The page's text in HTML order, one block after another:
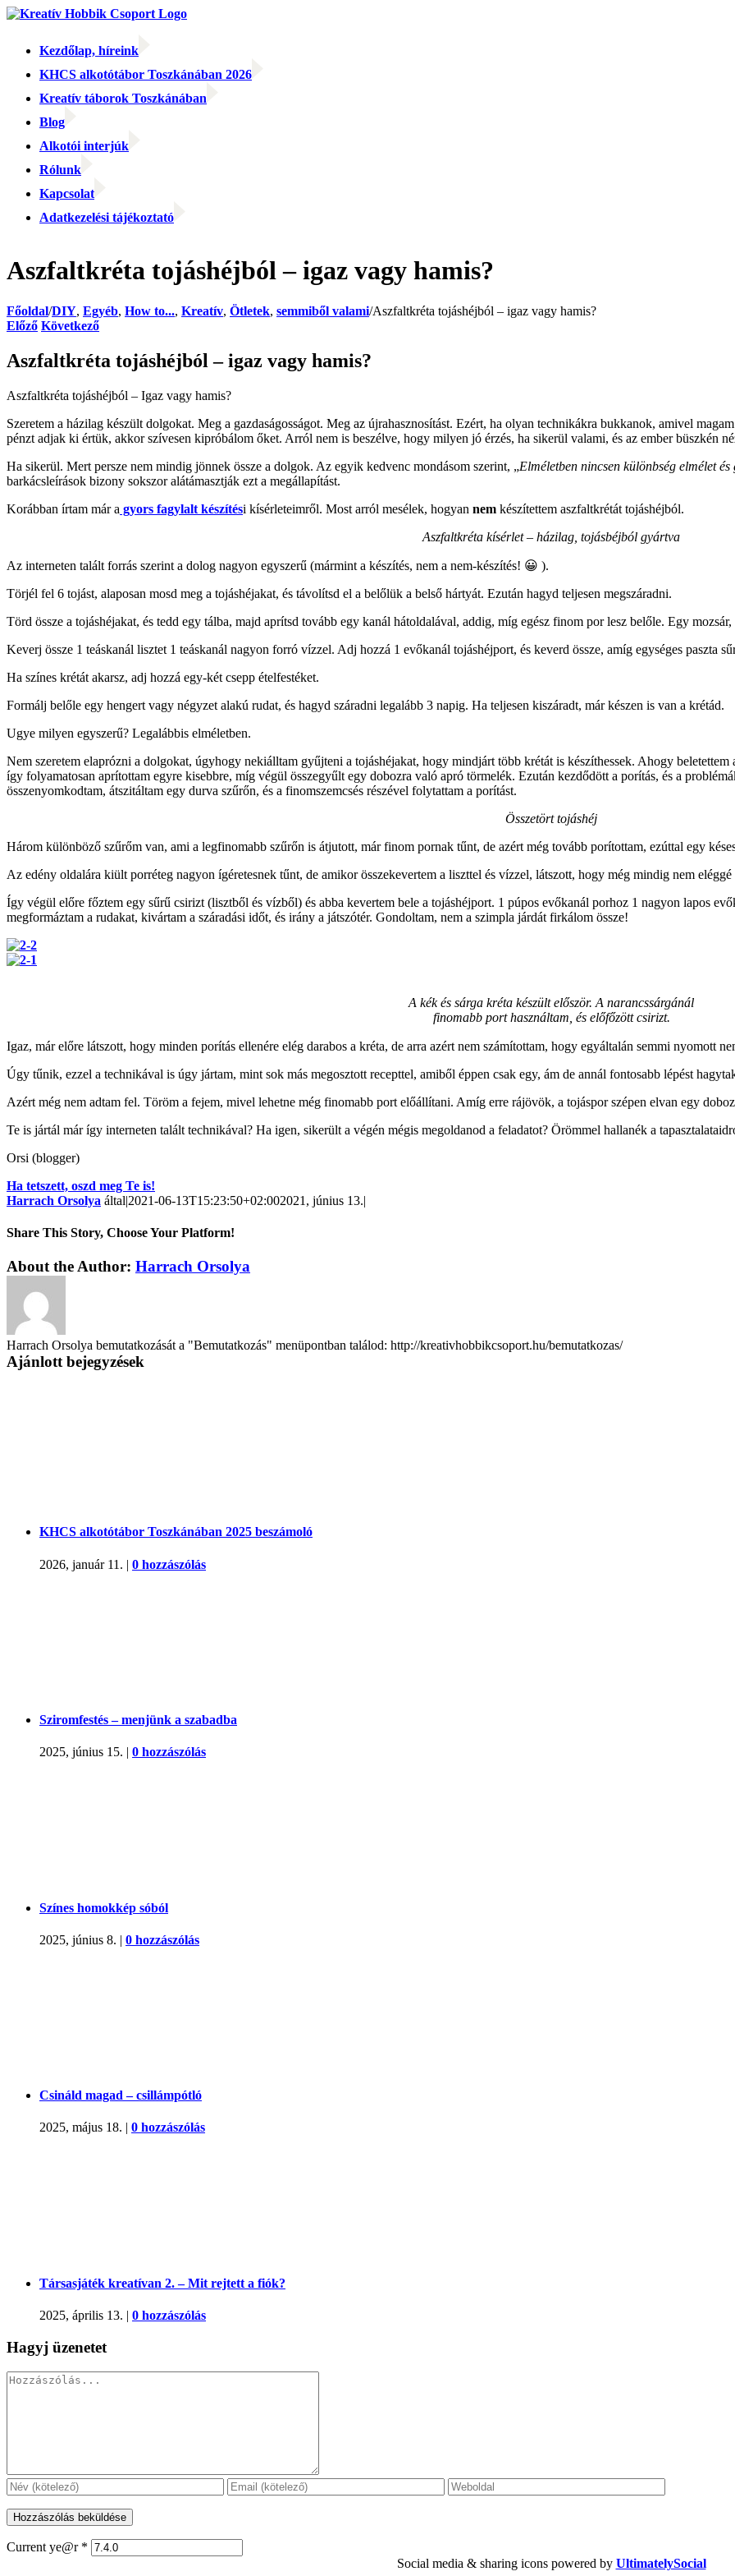
Kihagyás
Kezdőlap, híreink
KHCS alkotótábor Toszkánában 2026
Kreatív táborok Toszkánában
Blog
Alkotói interjúk
Rólunk
Kapcsolat
Adatkezelési tájékoztató
Aszfaltkréta tojáshéjból – igaz vagy hamis?
Főoldal/DIY, Egyéb, How to..., Kreatív, Ötletek, semmiből valami/Aszfaltkréta tojáshéjból – igaz vagy hamis?
Előző Következő
Aszfaltkréta tojáshéjból – igaz vagy hamis?
Aszfaltkréta tojáshéjból – Igaz vagy hamis?
Szeretem a házilag készült dolgokat. Meg a gazdaságosságot. Meg az újrahasznosítást. Ezért, ha olyan technikákra bukkanok, amivel
pénzt adjak ki értük, akkor szívesen kipróbálom őket. Arról nem is beszélve, hogy milyen jó érzés, ha sikerül valami, és az ember büszkén
Ha sikerül. Mert persze nem mindig jönnek össze a dolgok. Az egyik kedvenc mondásom szerint, „Elméletben nincsen különbség elmélet
barkácsleírások bizony sokszor alátámasztják ezt a megállapítást.
Korábban írtam már a gyors fagylalt készítési kísérleteimről. Most arról mesélek, hogyan nem készítettem aszfaltkrétát tojáshéjból.
Aszfaltkréta kísérlet – házilag, tojásbéjból gyártva
Az interneten talált forrás szerint a dolog nagyon egyszerű (mármint a készítés, nem a nem-készítés! 😀 ).
Törjél fel 6 tojást, alaposan mosd meg a tojáshéjakat, és távolítsd el a belőlük a belső hártyát. Ezután hagyd teljesen megszáradni.
Törd össze a tojáshéjakat, és tedd egy tálba, majd aprítsd tovább egy kanál hátoldalával, addig, míg egész finom por lesz belőle. Egy
Keverj össze 1 teáskanál lisztet 1 teáskanál nagyon forró vízzel. Adj hozzá 1 evőkanál tojáshéjport, és keverd össze, amíg egységes paszta
Ha színes krétát akarsz, adj hozzá egy-két csepp ételfestéket.
Formálj belőle egy hengert vagy négyzet alakú rudat, és hagyd száradni legalább 3 napig. Ha teljesen kiszáradt, már készen is van a krétád.
Ugye milyen egyszerű? Legalábbis elméletben.
Nem szeretem elaprózni a dolgokat, úgyhogy nekiálltam gyűjteni a tojáshéjakat, hogy mindjárt több krétát is készíthessek. Ahogy
így folyamatosan aprítottam egyre kisebbre, míg végül összegyűlt egy dobozra való apró törmelék. Ezután kezdődött a porítás, és a
összenyomkodtam, átszitáltam egy durva szűrőn, és a finomszemcsés részével folytattam a porítást.
Összetört tojáshéj
Három különböző szűrőm van, ami a legfinomabb szűrőn is átjutott, már finom pornak tűnt, de azért még tovább porítottam, ezúttal egy
Az edény oldalára kiült porréteg nagyon ígéretesnek tűnt, de amikor összekevertem a liszttel és vízzel, látszott, hogy még mindig nem
Így végül előre főztem egy sűrű csirizt (lisztből és vízből) és abba kevertem bele a tojáshéjport. 1 púpos evőkanál porhoz 1 nagyon lapos
megformáztam a rudakat, kivártam a száradási időt, és irány a játszótér. Gondoltam, nem a szimpla járdát firkálom össze!
A kék és sárga kréta készült először. A narancssárgánál
finomabb port használtam, és előfőzött csirizt.
Igaz, már előre látszott, hogy minden porítás ellenére elég darabos a kréta, de arra azért nem számítottam, hogy egyáltalán semmi nyomott
Úgy tűnik, ezzel a technikával is úgy jártam, mint sok más megosztott recepttel, amiből éppen csak egy, ám de annál fontosabb lépést
Azért még nem adtam fel. Töröm a fejem, mivel lehetne még finomabb port előállítani. Amíg erre rájövök, a tojáspor szépen elvan egy
Te is jártál már így interneten talált technikával? Ha igen, sikerült a végén mégis megoldanod a feladatot? Örömmel hallanék a
Orsi (blogger)
Ha tetszett, oszd meg Te is!
Harrach Orsolya által|2021-06-13T15:23:50+02:002021, június 13.|
Share This Story, Choose Your Platform!
About the Author: Harrach Orsolya
Harrach Orsolya bemutatkozását a "Bemutatkozás" menüpontban találod: http://kreativhobbikcsoport.hu/bemutatkozas/
Ajánlott bejegyzések
KHCS alkotótábor Toszkánában 2025 beszámoló
2026, január 11. | 0 hozzászólás
Sziromfestés – menjünk a szabadba
2025, június 15. | 0 hozzászólás
Színes homokkép sóból
2025, június 8. | 0 hozzászólás
Csináld magad – csillámpótló
2025, május 18. | 0 hozzászólás
Társasjáték kreatívan 2. – Mit rejtett a fiók?
2025, április 13. | 0 hozzászólás
Hagyj üzenetet
Hozzászólás
Current ye@r *
Social media & sharing icons powered by UltimatelySocial